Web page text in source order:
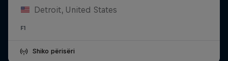
Detroit, United States
F1
Shiko përisëri